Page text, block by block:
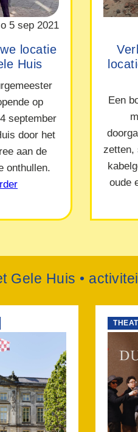
5 sep 2021
locatie
Huis
op
september
door het
aan de
onthullen.
Een
zetten,
oude
Gele Huis •